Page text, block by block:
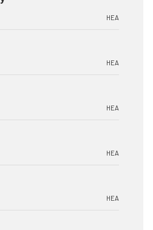
HEA
HEA
HEA
HEA
HEA